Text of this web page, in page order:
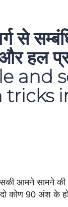
से
हल
and
tricks
आमने सामने की
दो कोण 90 अंश के